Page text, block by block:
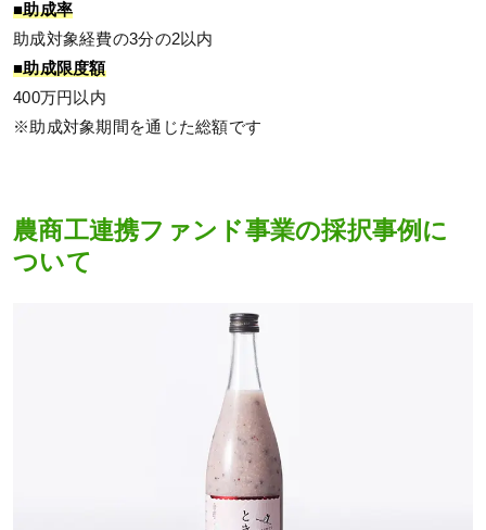
■助成率
助成対象経費の3分の2以内
■助成限度額
400万円以内
※助成対象期間を通じた総額です
農商工連携ファンド事業の採択事例に
ついて